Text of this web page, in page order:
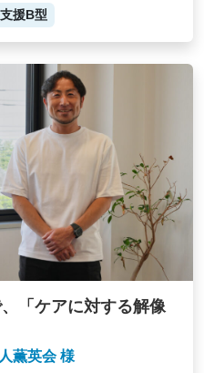
援B型
「ケアに対する解像
薫英会 様